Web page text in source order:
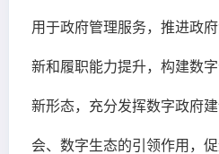
用于政府管理服务，推进政
新和履职能力提升，构建数
新形态，充分发挥数字政府
会、数字生态的引领作用，